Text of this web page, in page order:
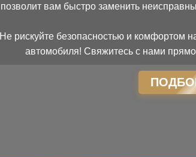
позволит вам быстро заменить
Не рискуйте безопасностью и комфортом
автомобиля! Свяжитесь с нами